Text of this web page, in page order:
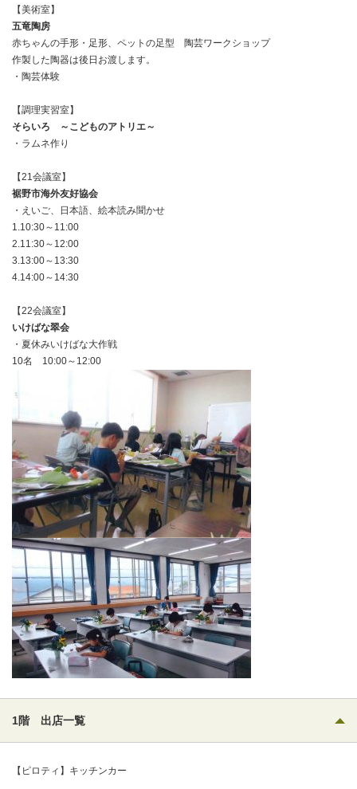
【美術室】
五竜陶房
赤ちゃんの手形・足形、ペットの足型 陶芸ワークショップ
作製した陶器は後日お渡します。
・陶芸体験
【調理実習室】
そらいろ ～こどものアトリエ～
・ラムネ作り
【21会議室】
裾野市海外友好協会
・えいご、日本語、絵本読み聞かせ
1.10:30～11:00
2.11:30～12:00
3.13:00～13:30
4.14:00～14:30
【22会議室】
いけばな翠会
・夏休みいけばな大作戦
10名 10:00～12:00
1階 出店一覧
【ピロティ】キッチンカー